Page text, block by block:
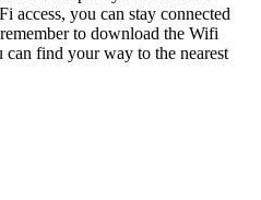
access, you can stay connected
to download the Wifi
find your way to the nearest